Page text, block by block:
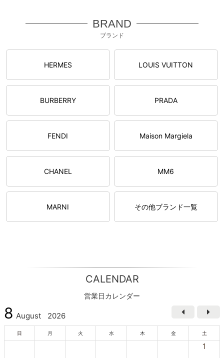
BRAND
ブランド
HERMES LOUIS VUITTON
BURBERRY PRADA
FENDI Maison Margiela
CHANEL MM6
MARNI その他ブランド一覧
CALENDAR
営業日カレンダー
8 August 2026
日 月 火 水 木 金 土
1